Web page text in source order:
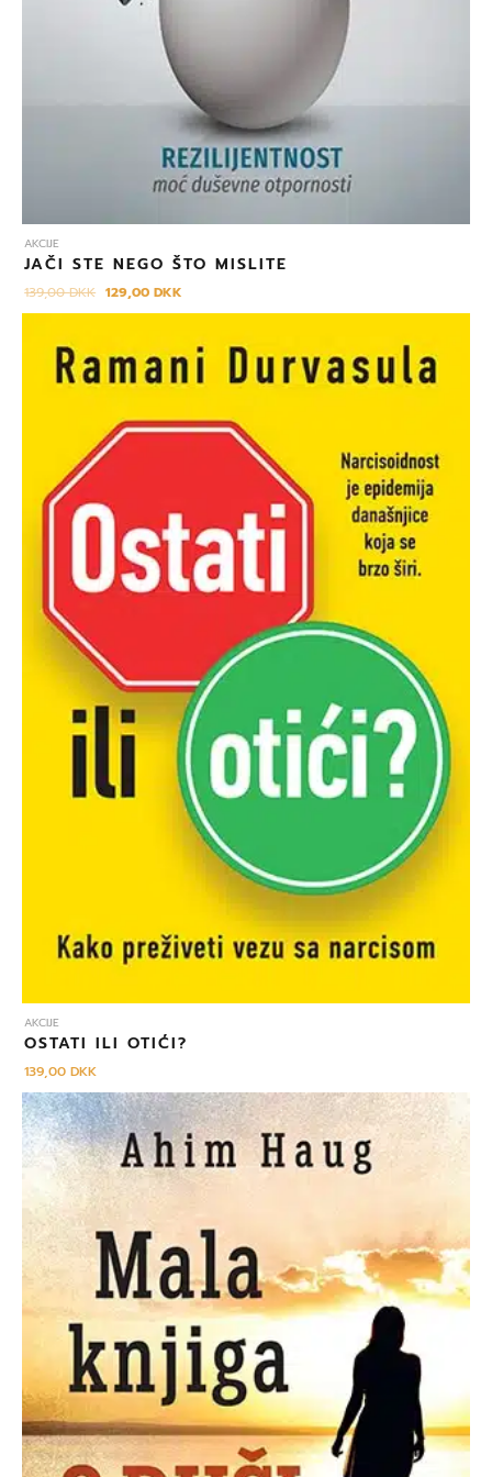
AKCIJE
JAČI STE NEGO ŠTO MISLITE
139,00DKK 129,00DKK
AKCIJE
OSTATI ILI OTIĆI?
139,00DKK